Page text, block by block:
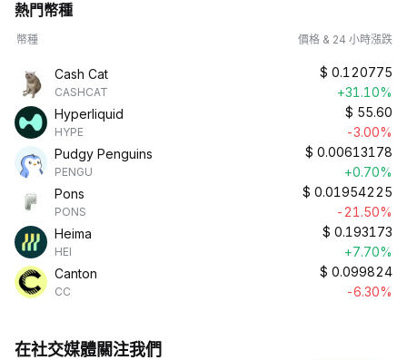
熱門幣種
幣種 價格 & 24 小時漲跌
Cash Cat
CASHCAT
$ 0.120775
+31.10%
Hyperliquid
HYPE
$ 55.60
-3.00%
Pudgy Penguins
PENGU
$ 0.00613178
+0.70%
Pons
PONS
$ 0.01954225
-21.50%
Heima
HEI
$ 0.193173
+7.70%
Canton
CC
$ 0.099824
-6.30%
在社交媒體關注我們